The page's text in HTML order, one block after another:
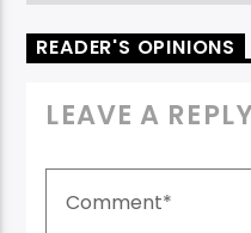
READER'S OPINIONS
LEAVE A REPLY